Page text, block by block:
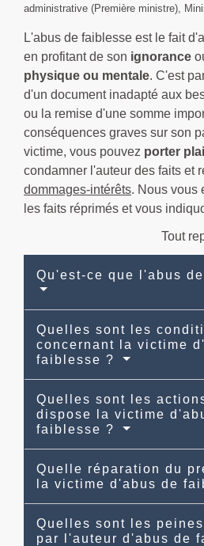
administrative (Première ministre),
L'abus de faiblesse est le fait
en profitant de son ignorance
physique ou mentale. C'est
d'un document inadapté aux
ou la remise d'une somme
conséquences graves sur son
victime, vous pouvez porter
condamner l'auteur des faits et
dommages-intérêts. Nous vous
les faits réprimés et vous
Tout
Qu'est-ce que l'abus
Quelles sont les
concernant la victime
faiblesse ?
Quelles sont les
dispose la victime
faiblesse ?
Quelle réparation du
la victime d'abus de
Quelles sont les
par l'auteur d'abus de